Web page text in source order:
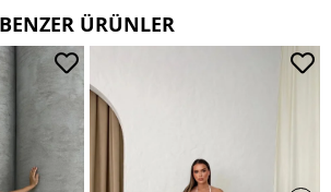
mendili kullanınız.
yıkamayınız, kuru temizleme
BENZER ÜRÜNLER